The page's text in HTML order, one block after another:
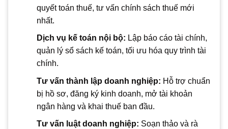
quyết toán thuế, tư vấn chính sách thuế mới
nhất.
Dịch vụ kế toán nội bộ: Lập báo cáo tài chính,
quản lý sổ sách kế toán, tối ưu hóa quy trình tài
chính.
Tư vấn thành lập doanh nghiệp: Hỗ trợ chuẩn
bị hồ sơ, đăng ký kinh doanh, mở tài khoản
ngân hàng và khai thuế ban đầu.
Tư vấn luật doanh nghiệp: Soạn thảo và rà